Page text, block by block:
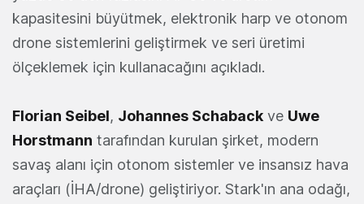
kapasitesini büyütmek, elektronik harp ve otonom
drone sistemlerini geliştirmek ve seri üretimi
ölçeklemek için kullanacağını açıkladı.
Florian Seibel, Johannes Schaback ve Uwe
Horstmann tarafından kurulan şirket, modern
savaş alanı için otonom sistemler ve insansız hava
araçları (İHA/drone) geliştiriyor. Stark'ın ana odağı,